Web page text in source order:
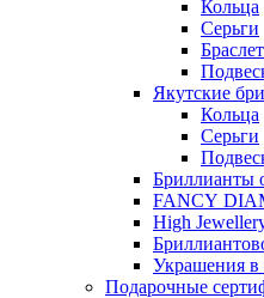
Кольца
Серьги
Якутские
Кольца
Серьги
Бриллианты
FANCY
High
Украшения в
Подарочные